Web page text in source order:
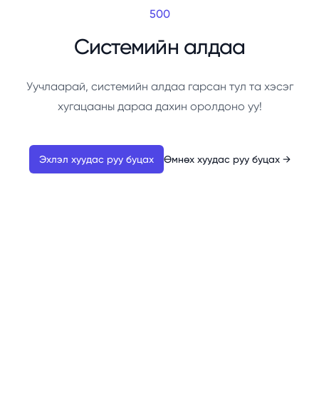
500
Системийн алдаа
Уучлаарай, системийн алдаа гарсан тул та хэсэг
хугацааны дараа дахин оролдоно уу!
Эхлэл хуудас руу буцах Өмнөх хуудас руу буцах →